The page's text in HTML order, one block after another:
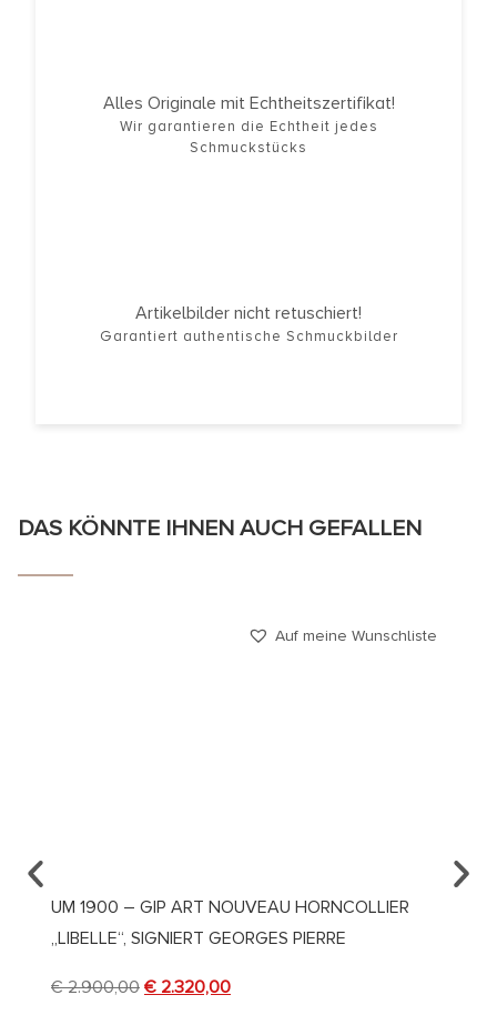
Alles Originale mit Echtheitszertifikat!
Wir garantieren die Echtheit jedes
Schmuckstücks
Artikelbilder nicht retuschiert!
Garantiert authentische Schmuckbilder
DAS KÖNNTE IHNEN AUCH GEFALLEN
Auf meine Wunschliste
UM 1900 – GIP ART NOUVEAU HORNCOLLIER
„LIBELLE“, SIGNIERT GEORGES PIERRE
€2.900,00 € 2.320,00